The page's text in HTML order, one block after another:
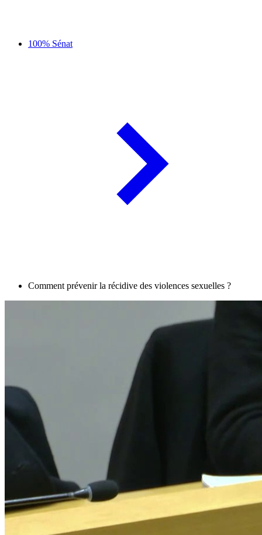
100% Sénat
Comment prévenir la récidive des violences sexuelles ?